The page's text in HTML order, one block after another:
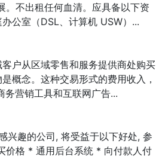
不出租任何血清。应具备以下资
公室（DSL、计算机 USW）...
户从区域零售和服务提供商处购买
概念。这种交易形式的费用收入，
营销工具和互联网广告...
兴趣的公司, 将受益于以下好处, 参
价格 * 通用后台系统 * 向付款人付